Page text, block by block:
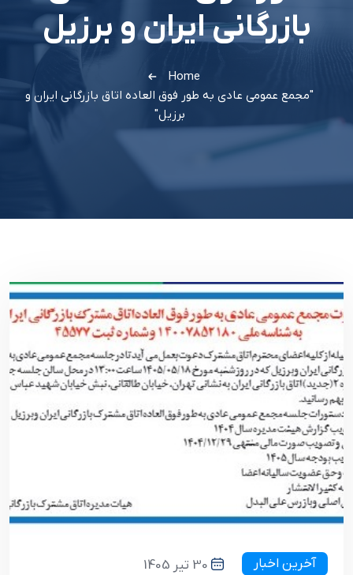
بازرگانی ایران و برزیل
Home
"مجمع عمومی عادی به طور فوق العاده اتاق بازرگانی ایران و
برزیل"
آخرین اخبار 30 تیر 1405